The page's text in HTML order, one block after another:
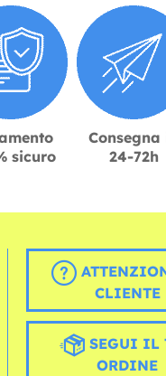
sicuro
Consegna
24-72h
CLIENTE
SEGUI IL
ORDINE